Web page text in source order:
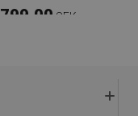
799.00 SEK